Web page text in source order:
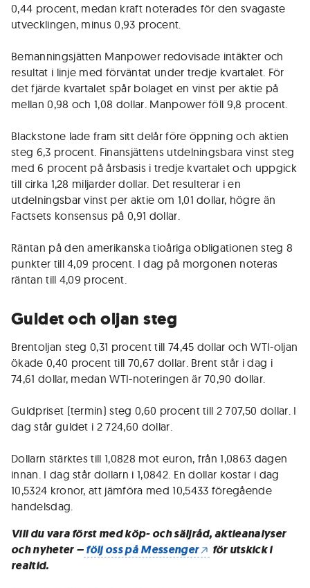
0,44 procent, medan kraft noterades för den svagaste
utvecklingen, minus 0,93 procent.
Bemanningsjätten Manpower redovisade intäkter och
resultat i linje med förväntat under tredje kvartalet. För
det fjärde kvartalet spår bolaget en vinst per aktie på
mellan 0,98 och 1,08 dollar. Manpower föll 9,8 procent.
Blackstone lade fram sitt delår före öppning och aktien
steg 6,3 procent. Finansjättens utdelningsbara vinst steg
med 6 procent på årsbasis i tredje kvartalet och uppgick
till cirka 1,28 miljarder dollar. Det resulterar i en
utdelningsbar vinst per aktie om 1,01 dollar, högre än
Factsets konsensus på 0,91 dollar.
Räntan på den amerikanska tioåriga obligationen steg 8
punkter till 4,09 procent. I dag på morgonen noteras
räntan till 4,09 procent.
Guldet och oljan steg
Brentoljan steg 0,31 procent till 74,45 dollar och WTI-oljan
ökade 0,40 procent till 70,67 dollar. Brent står i dag i
74,61 dollar, medan WTI-noteringen är 70,90 dollar.
Guldpriset (termin) steg 0,60 procent till 2 707,50 dollar. I
dag står guldet i 2 724,60 dollar.
Dollarn stärktes till 1,0828 mot euron, från 1,0863 dagen
innan. I dag står dollarn i 1,0842. En dollar kostar i dag
10,5324 kronor, att jämföra med 10,5433 föregående
handelsdag.
Vill du vara först med köp- och säljråd, aktieanalyser
och nyheter –följ oss på Messenger
för utskick i
realtid.